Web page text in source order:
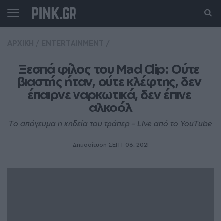
Ξεσπά φίλος του Mad Clip: Ούτε
βιαστής ήταν, ούτε κλέφτης, δεν
έπαιρνε ναρκωτικά, δεν έπινε
αλκοόλ
Tο απόγευμα η κηδεία του τράπερ – Live από το YouTube
Δημοσίευση ΣΕΠΤ 06, 2021